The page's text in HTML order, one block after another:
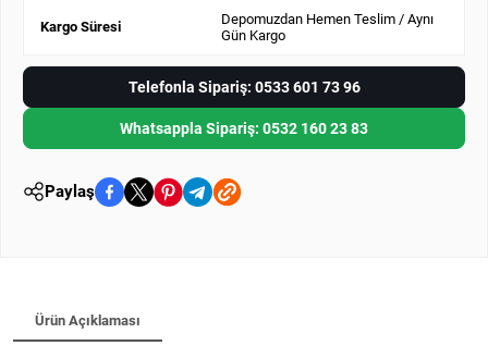
Kargo Süresi
Depomuzdan Hemen Teslim / Aynı
Gün Kargo
Telefonla Sipariş: 0533 601 73 96
Whatsappla Sipariş: 0532 160 23 83
Paylaş
Ürün Açıklaması